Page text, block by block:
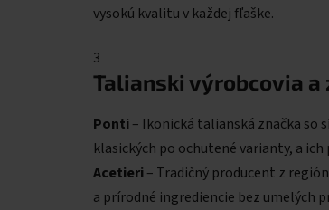
vysokú kvalitu v každej fľaške.
3
Talianski výrobcovia a
Ponti – Ikonická talianská značka so
klasických po ochutené varianty, a
Acetieri – Tradičný producent z
a prírodné ingrediencie bez umelých